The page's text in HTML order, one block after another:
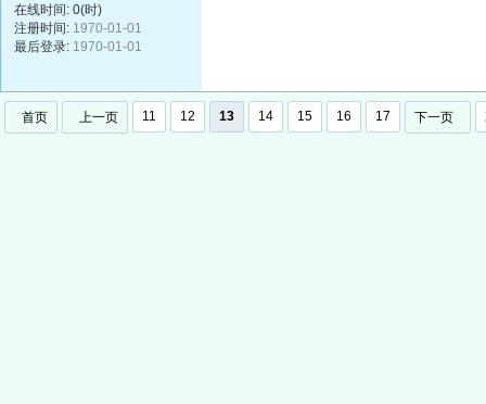
在线时间: 0(时)
注册时间: 1970-01-01
最后登录: 1970-01-01
首页 上一页 11 12 13 14 15 16 17 下一页